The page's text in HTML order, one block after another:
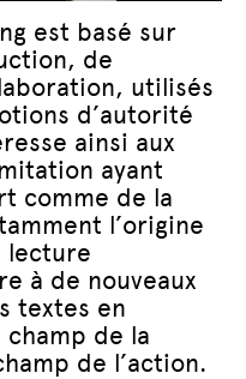
est basé sur
de
utilisés
d’autorité
ainsi aux
ayant
comme de la
l’origine
lecture
à de nouveaux
textes en
de la
de l’action.